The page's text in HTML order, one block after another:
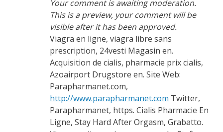
Your comment is awaiting moderation.
This is a preview, your comment will be
visible after it has been approved.
Viagra en ligne, viagra libre sans
prescription, 24vesti Magasin en.
Acquisition de cialis, pharmacie prix cialis,
Azoairport Drugstore en. Site Web:
Parapharmanet.com,
http://www.parapharmanet.com Twitter,
Parapharmanet, https. Cialis Pharmacie En
Ligne, Stay Hard After Orgasm, Grabatto.